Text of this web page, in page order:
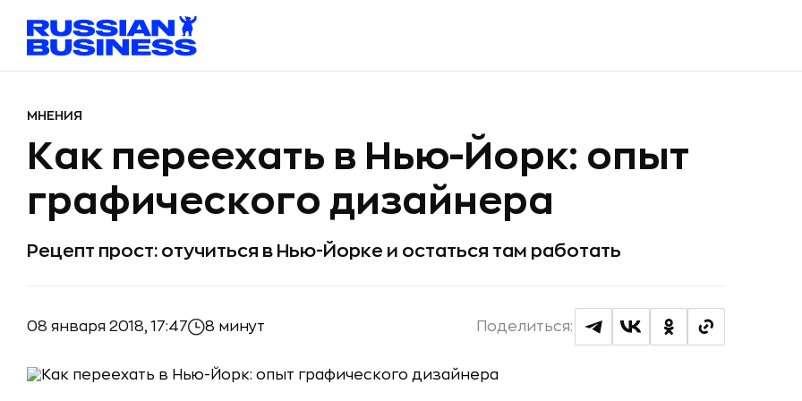
МНЕНИЯ
Как переехать в Нью-Йорк: опыт
графического дизайнера
Рецепт прост: отучиться в Нью-Йорке и остаться там работать
08 января 2018, 17:47 8 минут Поделиться: